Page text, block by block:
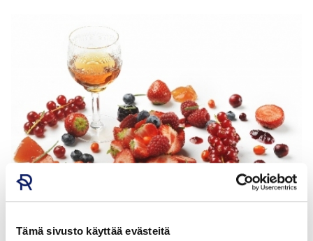
Tämä sivusto käyttää evästeitä